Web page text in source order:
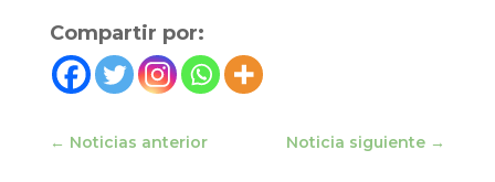
Compartir por:
← Noticias anterior Noticia siguiente →